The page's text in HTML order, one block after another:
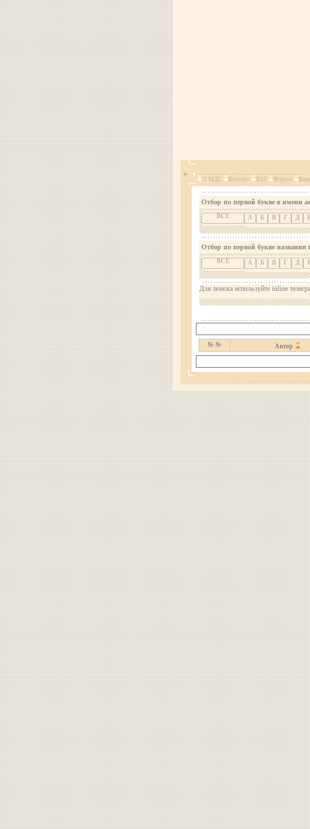
О МДС Каталог RSS Форум
Отбор по первой букве в имени
ВСЕ А Б В Г Д
Отбор по первой букве названия
ВСЕ А Б В Г Д
Для поиска используйте inline
№ № Автор